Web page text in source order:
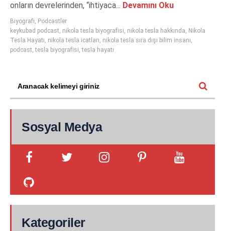
onların devrelerinden, “ihtiyaca... Devamını Oku
Biyografi, Podcastler
keykubad podcast, nikola tesla biyografisi, nikola tesla hakkında, Nikola
Tesla Hayatı, nikola tesla icatları, nikola tesla sıra dışı bilim insanı,
podcast,tesla biyografisi,tesla hayatı
Sosyal Medya
Kategoriler